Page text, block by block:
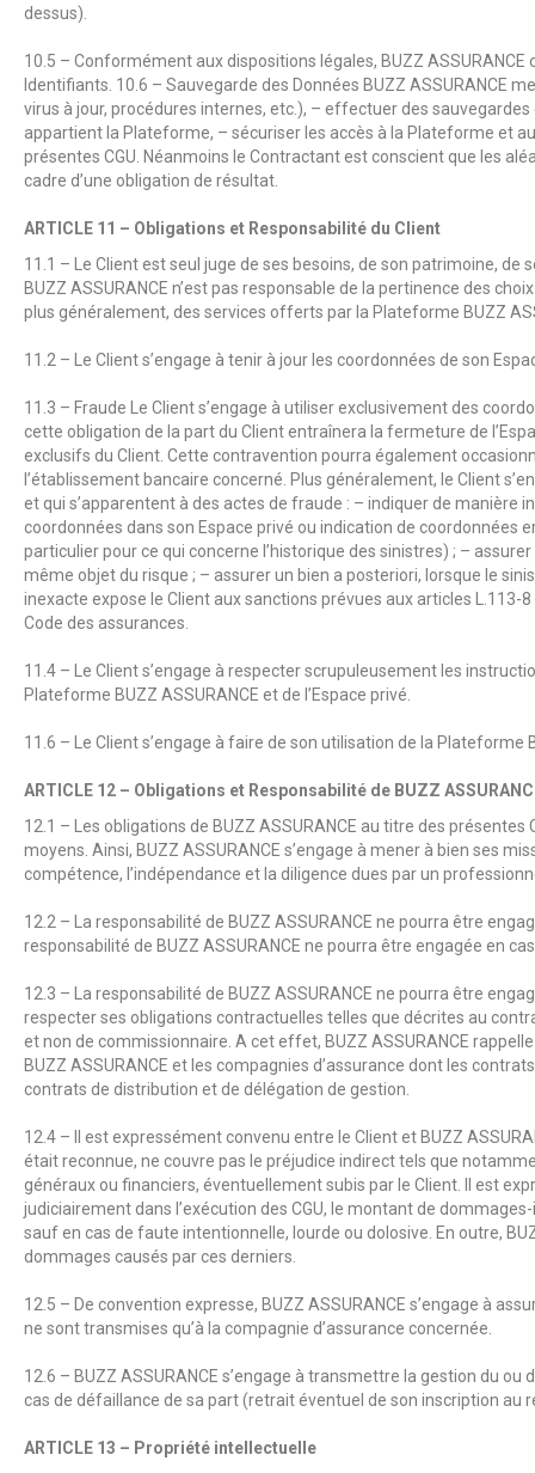
dessus).
10.5 – Conformément aux dispositions légales, BUZZ ASSURANCE
Identifiants. 10.6 – Sauvegarde des Données BUZZ ASSURANCE
virus à jour, procédures internes, etc.), – effectuer des
appartient la Plateforme, – sécuriser les accès à la Plateforme et
présentes CGU. Néanmoins le Contractant est conscient que les
cadre d’une obligation de résultat.
ARTICLE 11 – Obligations et Responsabilité du Client
11.1 – Le Client est seul juge de ses besoins, de son patrimoine, de
BUZZ ASSURANCE n’est pas responsable de la pertinence des
plus généralement, des services offerts par la Plateforme BUZZ
11.2 – Le Client s’engage à tenir à jour les coordonnées de son
11.3 – Fraude Le Client s’engage à utiliser exclusivement des
cette obligation de la part du Client entraînera la fermeture de
exclusifs du Client. Cette contravention pourra également
l’établissement bancaire concerné. Plus généralement, le Client
et qui s’apparentent à des actes de fraude : – indiquer de manière
coordonnées dans son Espace privé ou indication de coordonnées
particulier pour ce qui concerne l’historique des sinistres) ; –
même objet du risque ; – assurer un bien a posteriori, lorsque le
inexacte expose le Client aux sanctions prévues aux articles
Code des assurances.
11.4 – Le Client s’engage à respecter scrupuleusement les
Plateforme BUZZ ASSURANCE et de l’Espace privé.
11.6 – Le Client s’engage à faire de son utilisation de la Plateforme
ARTICLE 12 – Obligations et Responsabilité de BUZZ
12.1 – Les obligations de BUZZ ASSURANCE au titre des présentes
moyens. Ainsi, BUZZ ASSURANCE s’engage à mener à bien ses
compétence, l’indépendance et la diligence dues par un
12.2 – La responsabilité de BUZZ ASSURANCE ne pourra être
responsabilité de BUZZ ASSURANCE ne pourra être engagée en
12.3 – La responsabilité de BUZZ ASSURANCE ne pourra être
respecter ses obligations contractuelles telles que décrites au
et non de commissionnaire. A cet effet, BUZZ ASSURANCE
BUZZ ASSURANCE et les compagnies d’assurance dont les
contrats de distribution et de délégation de gestion.
12.4 – Il est expressément convenu entre le Client et BUZZ
était reconnue, ne couvre pas le préjudice indirect tels que
généraux ou financiers, éventuellement subis par le Client. Il est
judiciairement dans l’exécution des CGU, le montant de
sauf en cas de faute intentionnelle, lourde ou dolosive. En outre,
dommages causés par ces derniers.
12.5 – De convention expresse, BUZZ ASSURANCE s’engage à
ne sont transmises qu’à la compagnie d’assurance concernée.
12.6 – BUZZ ASSURANCE s’engage à transmettre la gestion du ou
cas de défaillance de sa part (retrait éventuel de son inscription au
ARTICLE 13 – Propriété intellectuelle